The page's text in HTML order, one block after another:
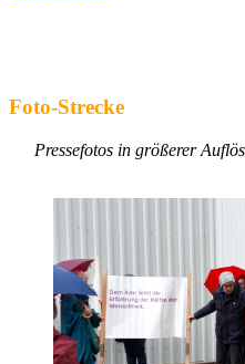
Foto-Strecke
Pressefotos in größerer